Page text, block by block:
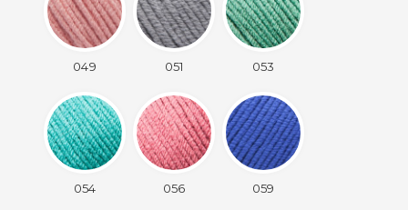
049 051 053
054 056 059